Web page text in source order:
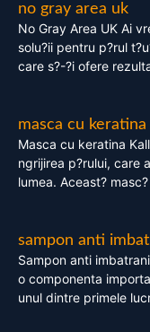
no gray area uk
No Gray Area UK Ai
solu?ii pentru p?rul
care s?-?i ofere
masca cu keratina
Masca cu keratina
ngrijirea p?rului, care
lumea. Aceast?
sampon anti
Sampon anti
o componenta
unul dintre primele